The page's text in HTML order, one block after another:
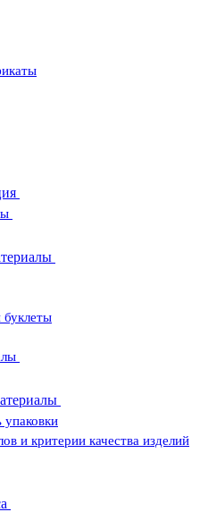
буклеты
упаковки
и критерии качества изделий